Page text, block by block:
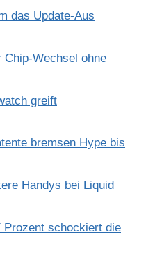
das Update-Aus
Wechsel ohne
greift
bremsen Hype bis
Handys bei Liquid
Prozent schockiert die